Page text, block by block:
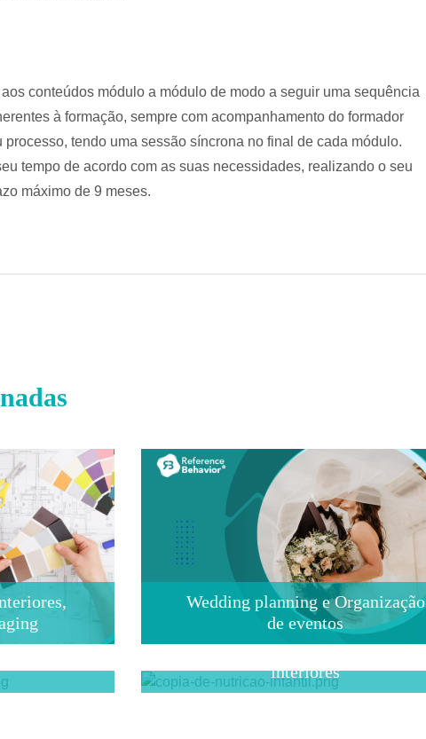
conteúdos módulo a módulo de modo a seguir uma sequência
à formação, sempre com acompanhamento do formador
processo, tendo uma sessão síncrona no final de cada módulo.
tempo de acordo com as suas necessidades, realizando o seu
máximo de 9 meses.
Wedding planning e Organização
de eventos
Conceito
Introdução à decoração de
interiores